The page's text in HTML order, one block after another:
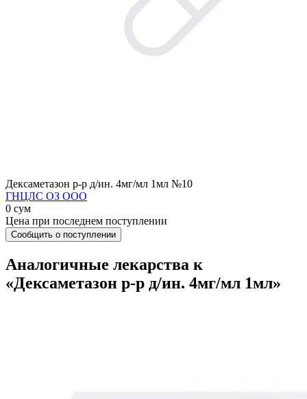
Дексаметазон р-р д/ин. 4мг/мл 1мл №10
ГНЦЛС ОЗ ООО
0 сум
Цена при последнем поступлении
Сообщить о поступлении
Аналогичные лекарства к
«Дексаметазон р-р д/ин. 4мг/мл 1мл»